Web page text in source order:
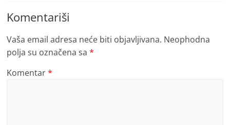
Komentariši
Vaša email adresa neće biti objavljivana. Neophodna
polja su označena sa*
Komentar*